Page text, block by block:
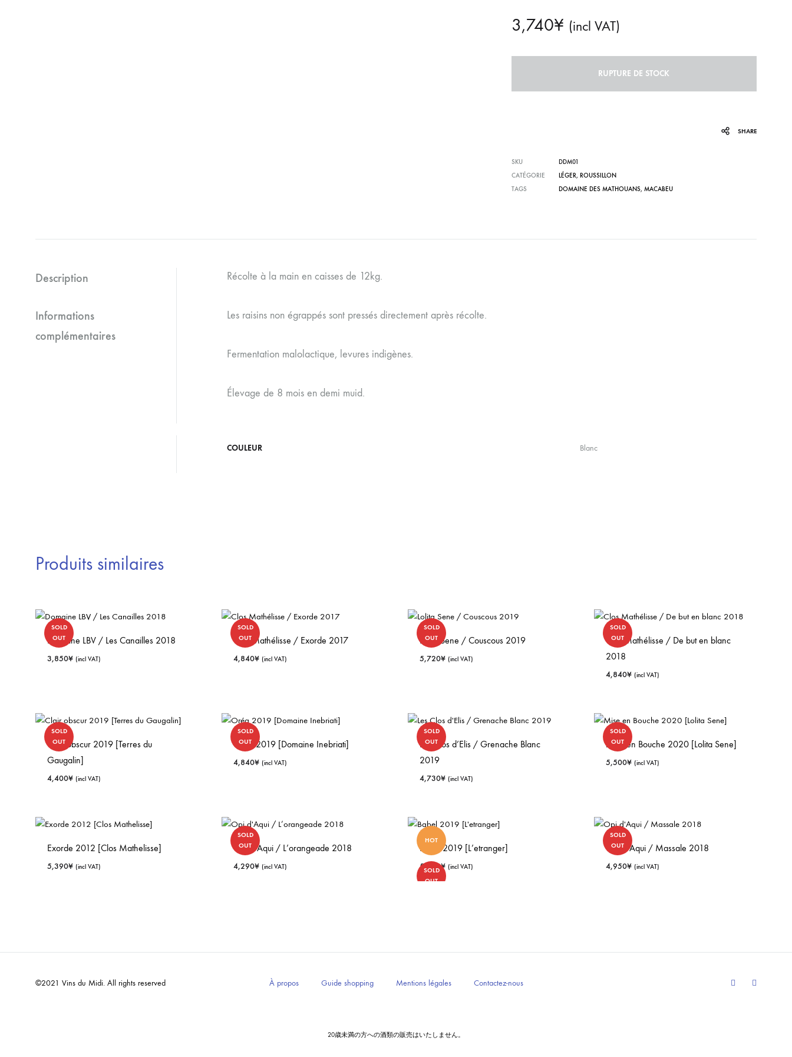
3,740¥ (incl VAT)
RUPTURE DE STOCK
SHARE
SKU
DDM01
CATÉGORIE
LÉGER, ROUSSILLON
TAGS
DOMAINE DES MATHOUANS, MACABEU
Description
Informations
complémentaires
Récolte à la main en caisses de 12kg.
Les raisins non égrappés sont pressés directement après récolte.
Fermentation malolactique, levures indigènes.
Élevage de 8 mois en demi muid.
COULEUR Blanc
Produits similaires
SOLD
OUT
Domaine LBV / Les Canailles 2018
3,850¥ (incl VAT)
SOLD
OUT
Clos Mathélisse / Exorde 2017
4,840¥ (incl VAT)
SOLD
OUT
Lolita Sene / Couscous 2019
5,720¥ (incl VAT)
SOLD
OUT
Clos Mathélisse / De but en blanc
2018
4,840¥ (incl VAT)
SOLD
OUT
Clair obscur 2019 [Terres du
Gaugalin]
4,400¥ (incl VAT)
SOLD
OUT
Oréa 2019 [Domaine Inebriati]
4,840¥ (incl VAT)
SOLD
OUT
Les Clos d’Elis / Grenache Blanc
2019
4,730¥ (incl VAT)
SOLD
OUT
Mise en Bouche 2020 [Lolita Sene]
5,500¥ (incl VAT)
Exorde 2012 [Clos Mathelisse]
5,390¥ (incl VAT)
SOLD
OUT
Opi d’Aqui / L’orangeade 2018
4,290¥ (incl VAT)
HOT
SOLD
OUT
Babel 2019 [L’etranger]
5,060¥ (incl VAT)
SOLD
OUT
Opi d’Aqui / Massale 2018
4,950¥ (incl VAT)
©2021 Vins du Midi. All rights reserved À propos Guide shopping Mentions légales Contactez-nous Facebook
20歳未満の方への酒類の販売はいたしません。